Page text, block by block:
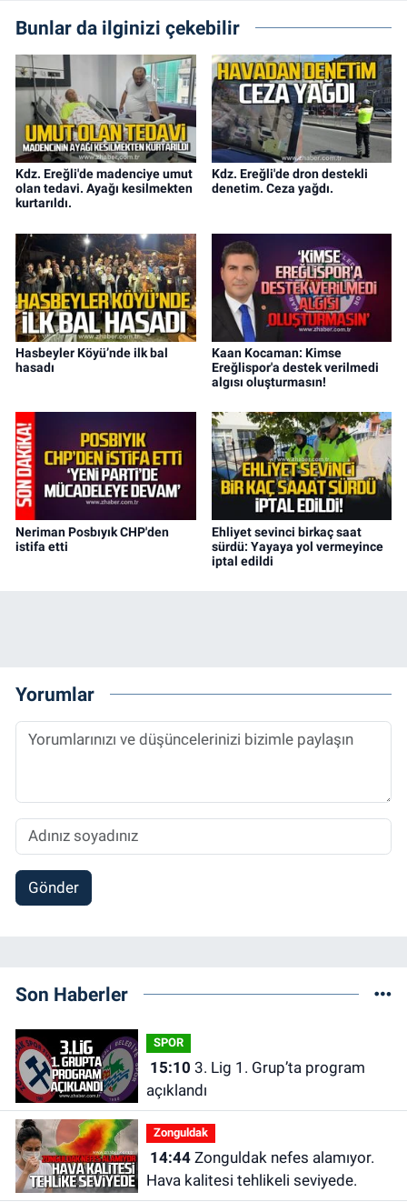
Bunlar da ilginizi çekebilir
Kdz. Ereğli'de madenciye umut
olan tedavi. Ayağı kesilmekten
kurtarıldı.
Kdz. Ereğli'de dron destekli
denetim. Ceza yağdı.
Hasbeyler Köyü’nde ilk bal
hasadı
Kaan Kocaman: Kimse
Ereğlispor'a destek verilmedi
algısı oluşturmasın!
Neriman Posbıyık CHP'den
istifa etti
Ehliyet sevinci birkaç saat
sürdü: Yayaya yol vermeyince
iptal edildi
Yorumlar
Gönder
Son Haberler
SPOR
15:10
açıklandı
Zonguldak
14:44Zonguldak nefes alamıyor.
Hava kalitesi tehlikeli seviyede.